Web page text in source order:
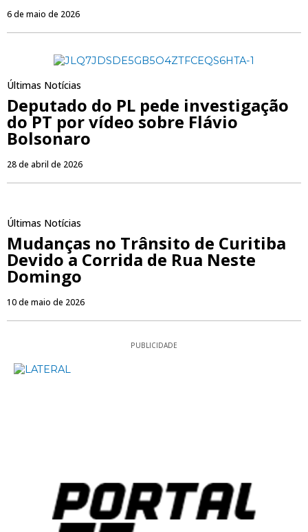
6 de maio de 2026
Últimas Notícias
Deputado do PL pede investigação
do PT por vídeo sobre Flávio
Bolsonaro
28 de abril de 2026
Últimas Notícias
Mudanças no Trânsito de Curitiba
Devido a Corrida de Rua Neste
Domingo
10 de maio de 2026
PUBLICIDADE